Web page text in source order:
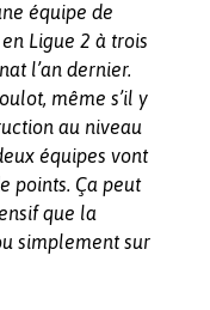
équipe de
Ligue 2 à trois
l’an dernier.
même s’il y
au niveau
équipes vont
points. Ça peut
que la
simplement sur